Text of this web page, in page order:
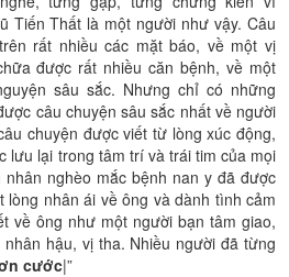
Tiến Thất là một người như vậy. Câu
rất nhiều các mặt báo, về một vị
được rất nhiều căn bệnh, về một
sâu sắc. Nhưng chỉ có những
câu chuyện sâu sắc nhất về người
chuyện được viết từ lòng xúc động,
lưu lại trong tâm trí và trái tim của mọi
nghèo mắc bệnh nan y đã được
nhân ái về ông và dành tình cảm
về ông như một người bạn tâm giao,
hậu, vị tha. Nhiều người đã từng
cước|”